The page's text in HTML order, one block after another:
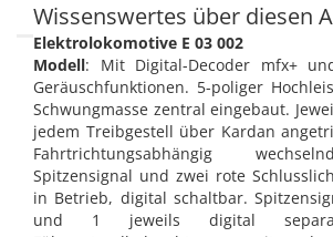
Wissenswertes über diesen
Elektrolokomotive E 03 002
Modell: Mit Digital-Decoder mfx+
Geräuschfunktionen. 5-poliger
Schwungmasse zentral eingebaut.
jedem Treibgestell über Kardan
Fahrtrichtungsabhängig
Spitzensignal und zwei rote
in Betrieb, digital schaltbar.
und 1 jeweils digital separat